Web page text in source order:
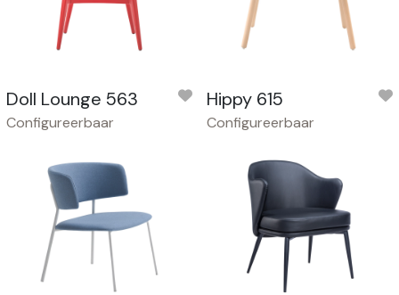
Doll Lounge 563
Configureerbaar
Hippy 615
Configureerbaar